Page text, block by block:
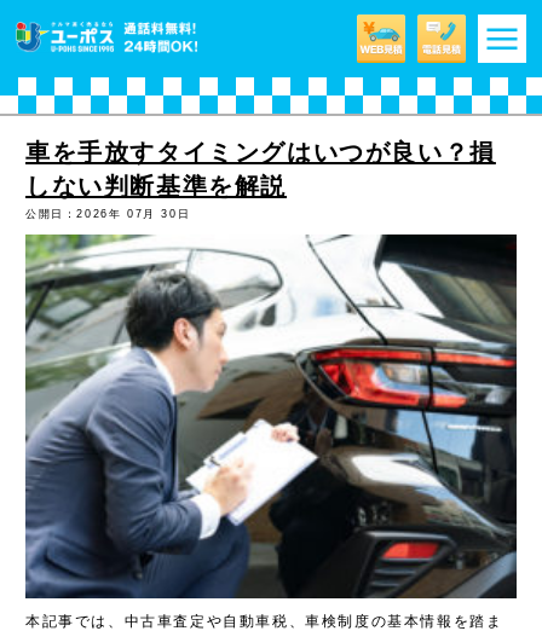
車を手放すタイミングはいつが良い？損
しない判断基準を解説
公開日：2026年 07月 30日
本記事では、中古車査定や自動車税、車検制度の基本情報を踏ま